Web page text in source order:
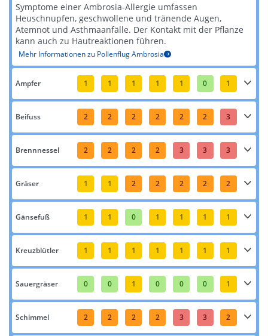
Symptome einer Ambrosia-Allergie umfassen
Heuschnupfen, geschwollene und tränende Augen,
Atemnot und Asthmaanfälle. Der Kontakt mit der Pflanze
kann auch zu Hautreaktionen führen​​.
Mehr Informationen zu Pollenflug Ambrosia
Ampfer 1 1 1 1 1 0 1
Beifuss 2 2 2 2 2 2 3
Brennnessel 2 2 2 2 3 3 3
Gräser 1 1 2 2 2 2 2
Gänsefuß 1 1 0 1 1 1 1
Kreuzblütler 1 1 1 1 1 1 1
Sauergräser 0 0 1 0 0 0 1
Schimmel 2 2 2 2 3 3 2